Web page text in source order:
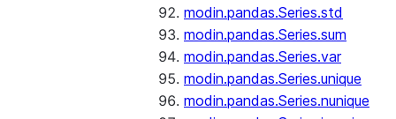
modin.pandas.Series.std
modin.pandas.Series.sum
modin.pandas.Series.var
modin.pandas.Series.unique
modin.pandas.Series.nunique